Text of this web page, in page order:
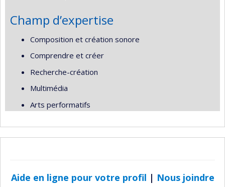
Champ d’expertise
Composition et création sonore
Comprendre et créer
Recherche-création
Multimédia
Arts performatifs
Aide en ligne pour votre profil | Nous joindre